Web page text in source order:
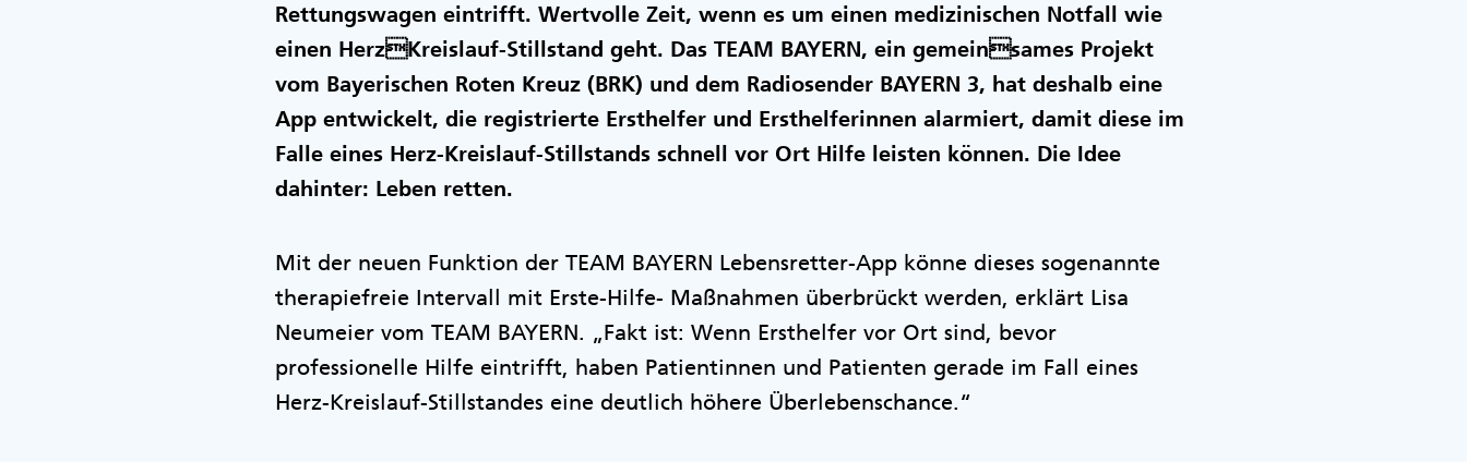
Rettungswagen eintrifft. Wertvolle Zeit, wenn es um einen medizinischen Notfall wie
einen HerzKreislauf-Stillstand geht. Das TEAM BAYERN, ein gemeinsames Projekt
vom Bayerischen Roten Kreuz (BRK) und dem Radiosender BAYERN 3, hat deshalb eine
App entwickelt, die registrierte Ersthelfer und Ersthelferinnen alarmiert, damit diese im
Falle eines Herz-Kreislauf-Stillstands schnell vor Ort Hilfe leisten können. Die Idee
dahinter: Leben retten.
Mit der neuen Funktion der TEAM BAYERN Lebensretter-App könne dieses sogenannte
therapiefreie Intervall mit Erste-Hilfe- Maßnahmen überbrückt werden, erklärt Lisa
Neumeier vom TEAM BAYERN. „Fakt ist: Wenn Ersthelfer vor Ort sind, bevor
professionelle Hilfe eintrifft, haben Patientinnen und Patienten gerade im Fall eines
Herz-Kreislauf-Stillstandes eine deutlich höhere Überlebenschance.“